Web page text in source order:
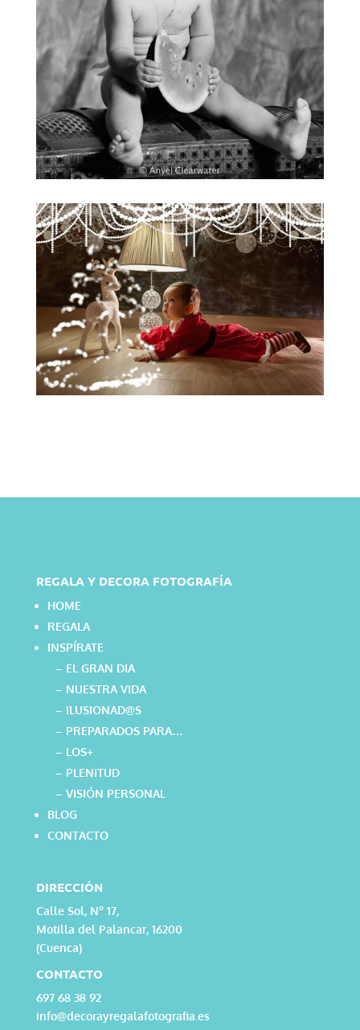
REGALA Y DECORA FOTOGRAFÍA
HOME
REGALA
INSPÍRATE
– EL GRAN DIA
– NUESTRA VIDA
– ILUSIONAD@S
– PREPARADOS PARA…
– LOS+
– PLENITUD
– VISIÓN PERSONAL
BLOG
CONTACTO
DIRECCIÓN
Calle Sol, Nº 17,
Motilla del Palancar, 16200
(Cuenca)
CONTACTO
697 68 38 92
info@decorayregalafotografia.es